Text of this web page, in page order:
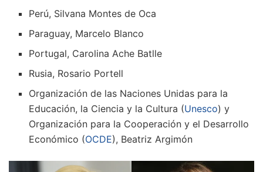
Perú, Silvana Montes de Oca
Paraguay, Marcelo Blanco
Portugal, Carolina Ache Batlle
Rusia, Rosario Portell
Organización de las Naciones Unidas para la
Educación, la Ciencia y la Cultura (Unesco) y
Organización para la Cooperación y el Desarrollo
Económico (OCDE), Beatriz Argimón